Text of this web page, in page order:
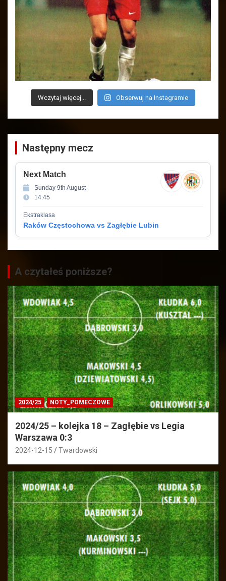
Wczytaj więcej... Obserwuj na Instagramie
Następny mecz
Next Match
Sunday 9th August
14:45
Ekstraklasa
Raków Częstochowa vs Zagłębie Lubin
A czytałeś poniższe?
2024/25 NOTY_POMECZOWE
2024/25 – kolejka 18 – Zagłębie vs Legia
Warszawa 0:3
2024-12-15 Twardowski